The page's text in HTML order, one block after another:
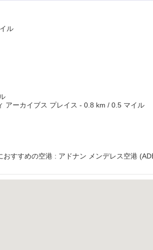
ル
アーカイブス プレイス - 0.8 km / 0.5 マイル
すすめの空港 : アドナン メンデレス空港